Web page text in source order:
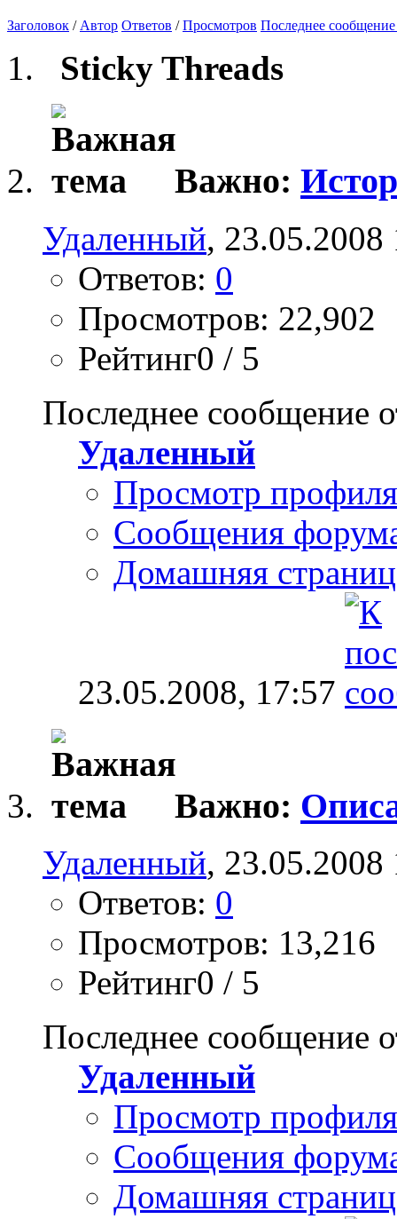
Заголовок / Автор Ответов /Просмотров Последнее сообщение
Sticky Threads
Важно:
Удаленный, 23.05.2008
Ответов: 0
Просмотров: 22,902
Рейтинг0 / 5
Последнее сообщение
Удаленный
Просмотр профиля
Сообщения
Домашняя
23.05.2008, 17:57
Важно:
Удаленный, 23.05.2008
Ответов: 0
Просмотров: 13,216
Рейтинг0 / 5
Последнее сообщение
Удаленный
Просмотр профиля
Сообщения
Домашняя